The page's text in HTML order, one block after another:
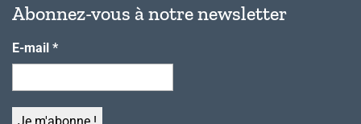
Abonnez-vous à notre newsletter
E-mail *